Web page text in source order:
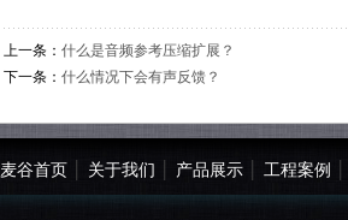
上一条： 什么是音频参考压缩扩展？
下一条： 什么情况下会有声反馈？
麦谷首页 关于我们 产品展示 工程案例